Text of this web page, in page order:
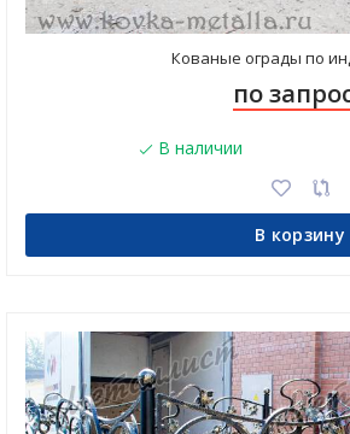
Кованые ограды по
по
В наличии
В корзину